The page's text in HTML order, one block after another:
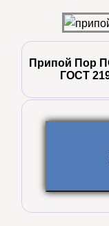
Припой Пор
ГОСТ